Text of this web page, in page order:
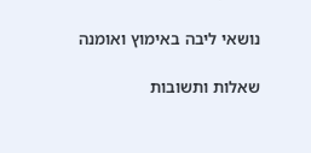
נושאי ליבה באימוץ ואומנה
שאלות ותשובות